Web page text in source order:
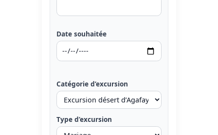
Date souhaitée
Catégorie d’excursion
Type d’excursion